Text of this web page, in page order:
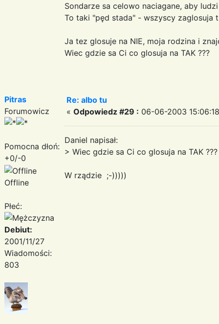
Sondarze sa celowo naciagane, aby
To taki "pęd stada" - wszyscy zaglosuja
Ja tez glosuje na NIE, moja rodzina i
Wiec gdzie sa Ci co glosuja na TAK ???
Pitras
Forumowicz
Pomocna dłoń:
+0/-0
Offline
Płeć:
Debiut:
2001/11/27
Wiadomości:
803
Re: albo tu
« Odpowiedz #29 : 06-06-2003
Daniel napisał:
> Wiec gdzie sa Ci co glosuja na TAK ???
W rządzie ;-)))))